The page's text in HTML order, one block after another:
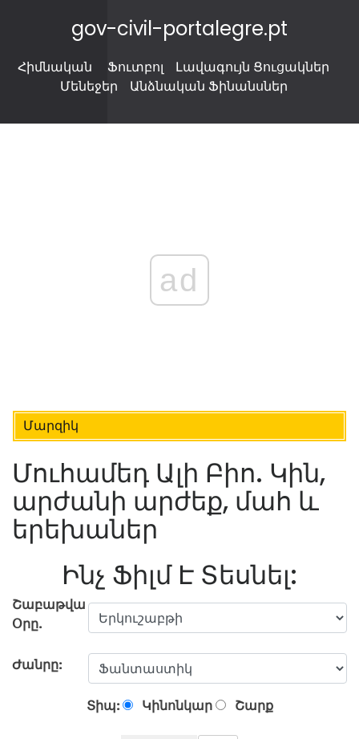
gov-civil-portalegre.pt
Հիմնական Ֆուտբոլ
Լավագույն Ցուցակներ
Մենեջեր
Անձնական Ֆինանսներ
ad
Մարզիկ
Մուհամեդ Ալի Բիո. Կին,
արժանի արժեք, մահ և
երեխաներ
Ինչ Ֆիլմ Է Տեսնել:
Շաբաթվա
Օրը.
Ժանրը:
Տիպ: Կինոնկար Շարք